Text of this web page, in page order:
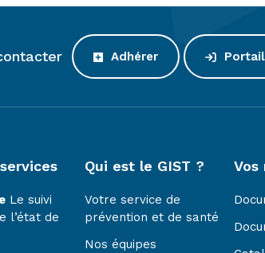
Adhérer
Le suivi
l’état de
Qui est le GIST ?
Votre service de
prévention et de santé
Nos équipes
Vos